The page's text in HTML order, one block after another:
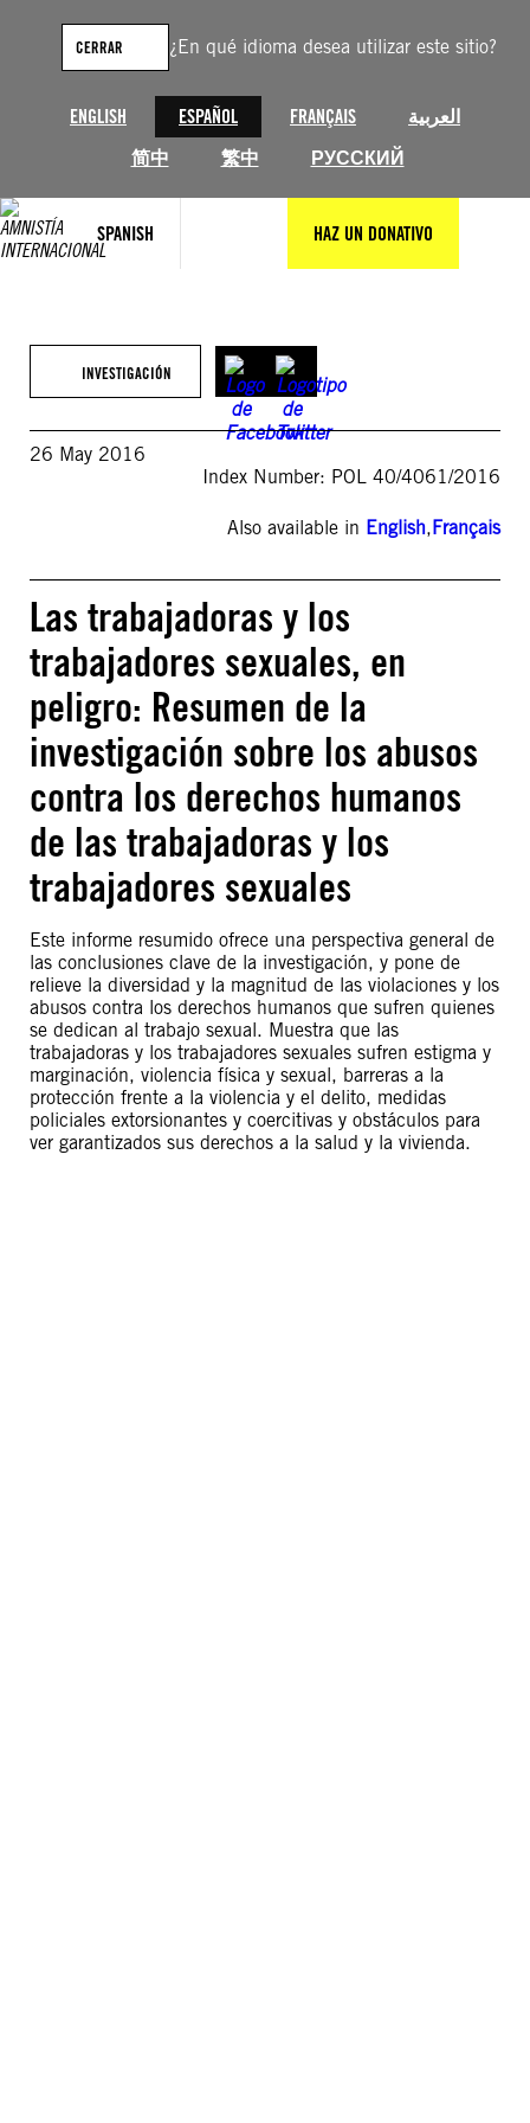
¿En qué idioma desea utilizar este sitio?
ENGLISH ESPAÑOL FRANÇAIS
العربية
简中
繁中 РУССКИЙ
CERRAR
SPANISH HAZ UN DONATIVO
contenido
INVESTIGACIÓN
26 May 2016
Index Number: POL 40/4061/2016
Also available in English,Français
Las trabajadoras y los
trabajadores sexuales, en
peligro: Resumen de la
investigación sobre los abusos
contra los derechos humanos
de las trabajadoras y los
trabajadores sexuales
Este informe resumido ofrece una perspectiva general de
las conclusiones clave de la investigación, y pone de
relieve la diversidad y la magnitud de las violaciones y los
abusos contra los derechos humanos que sufren quienes
se dedican al trabajo sexual. Muestra que las
trabajadoras y los trabajadores sexuales sufren estigma y
marginación, violencia física y sexual, barreras a la
protección frente a la violencia y el delito, medidas
policiales extorsionantes y coercitivas y obstáculos para
ver garantizados sus derechos a la salud y la vivienda.